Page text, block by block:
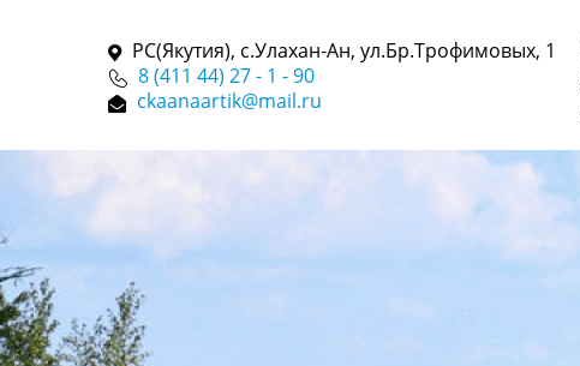
РС(Якутия), с.Улахан-Ан, ул.Бр.Трофимовых, 1
8 (411 44) 27 - 1 - 90
ckaanaartik@mail.ru